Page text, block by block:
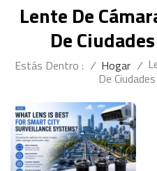
Lente De
De
Estás Dentro : / Hogar /
De